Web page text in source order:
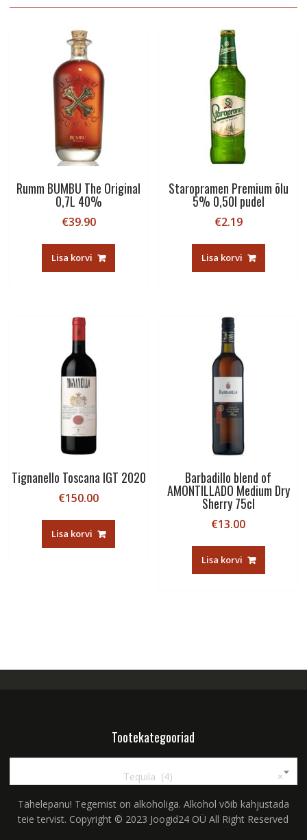
Rumm BUMBU The Original
0,7L 40%
€39.90
Lisa korvi
Staropramen Premium õlu
5% 0,50l pudel
€2.19
Lisa korvi
Tignanello Toscana IGT 2020
€150.00
Lisa korvi
Barbadillo blend of
AMONTILLADO Medium Dry
Sherry 75cl
€13.00
Lisa korvi
Tootekategooriad
×
Tequila (4)
Tähelepanu! Tegemist on alkoholiga. Alkohol võib kahjustada
teie tervist. Copyright © 2023 Joogid24 OÜ All Right Reserved